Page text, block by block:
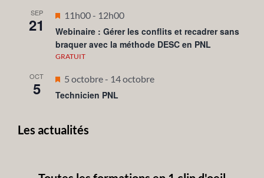
SEP
21
Mis
en
avant
11h00- 12h00
Webinaire : Gérer les conflits et recadrer sans
braquer avec la méthode DESC en PNL
GRATUIT
OCT
5
Mis
en
5 octobre- 14 octobre
Technicien PNL
Les actualités